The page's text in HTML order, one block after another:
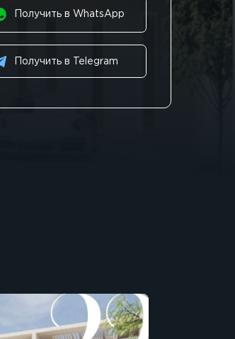
Получить в WhatsApp
Получить в Telegram